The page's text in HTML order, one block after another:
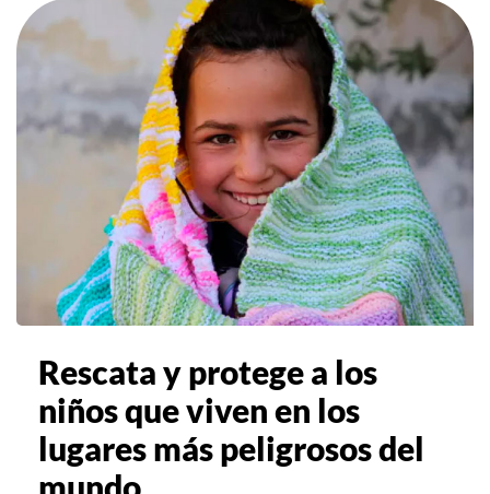
Rescata y protege a los
niños que viven en los
lugares más peligrosos del